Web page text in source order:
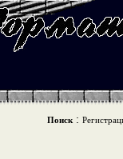
Поиск :